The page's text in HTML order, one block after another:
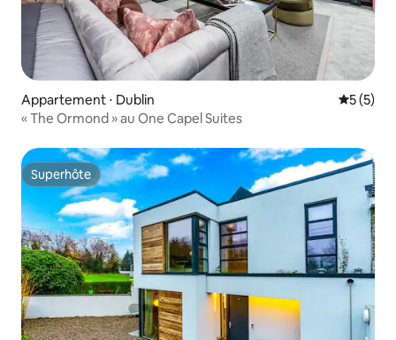
Appartement ⋅ Dublin
5 (5)
« The Ormond » au One Capel Suites
Superhôte
Superhôte